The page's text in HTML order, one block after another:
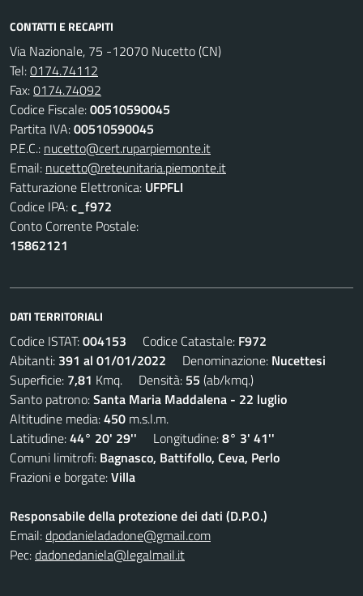
CONTATTI E RECAPITI
Via Nazionale, 75 -12070 Nucetto (CN)
Tel:0174.74112
Fax:0174.74092
Codice Fiscale:00510590045
Partita IVA:00510590045
P.E.C.: nucetto@cert.ruparpiemonte.it
Email: nucetto@reteunitaria.piemonte.it
Fatturazione Elettronica: UFPFLI
Codice IPA:c_f972
Conto Corrente Postale:
15862121
DATI TERRITORIALI
Codice ISTAT:004153 Codice Catastale: F972
Abitanti: 391 al 01/01/2022 Denominazione: Nucettesi
Superficie: 7,81 Kmq. Densità: 55 (ab/kmq.)
Santo patrono:Santa Maria Maddalena - 22 luglio
Altitudine media:450 m.s.l.m.
Latitudine:44° 20' 29'' Longitudine:8° 3' 41''
Comuni limitrofi: Bagnasco, Battifollo, Ceva, Perlo
Frazioni e borgate:Villa
Responsabile della protezione dei dati (D.P.O.)
Email:dpodanieladadone@gmail.com
Pec:dadonedaniela@legalmail.it